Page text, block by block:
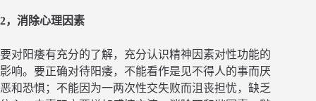
2，消除心理因素
要对阳痿有充分的了解，充分认识精神因素对性功能的
影响。要正确对待阳痿，不能看作是见不得人的事而厌
恶和恐惧；不能因为一两次性交失败而沮丧担忧，缺乏